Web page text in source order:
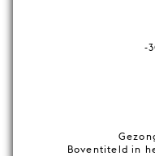
-
Boventiteld in